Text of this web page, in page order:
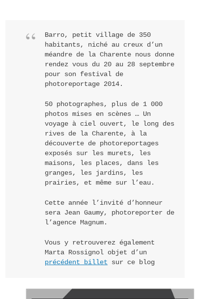
Barro, petit village de 350
habitants, niché au creux d’un
méandre de la Charente nous donne
rendez vous du 20 au 28 septembre
pour son festival de
photoreportage 2014.
50 photographes, plus de 1 000
photos mises en scènes … Un
voyage à ciel ouvert, le long des
rives de la Charente, à la
découverte de photoreportages
exposés sur les murets, les
maisons, les places, dans les
granges, les jardins, les
prairies, et même sur l’eau.
Cette année l’invité d’honneur
sera Jean Gaumy, photoreporter de
l’agence Magnum.
Vous y retrouverez également
Marta Rossignol objet d’un
précédent billet sur ce blog